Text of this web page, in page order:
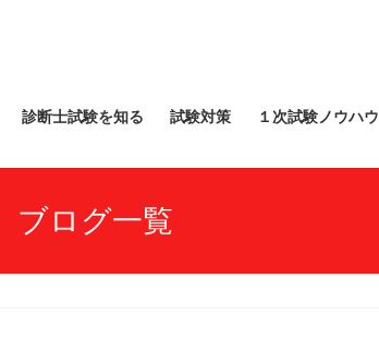
診断士試験を知る 試験対策 １次試験ノウハウ
ブログ一覧